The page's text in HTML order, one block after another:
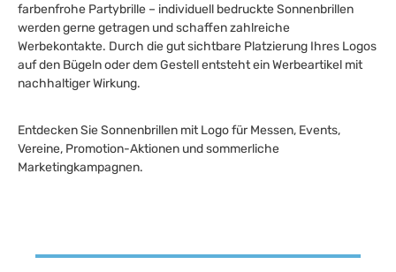
farbenfrohe Partybrille – individuell bedruckte Sonnenbrillen
werden gerne getragen und schaffen zahlreiche
Werbekontakte. Durch die gut sichtbare Platzierung Ihres Logos
auf den Bügeln oder dem Gestell entsteht ein Werbeartikel mit
nachhaltiger Wirkung.
Entdecken Sie Sonnenbrillen mit Logo für Messen, Events,
Vereine, Promotion-Aktionen und sommerliche
Marketingkampagnen.